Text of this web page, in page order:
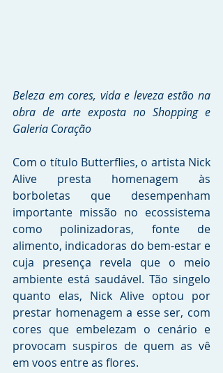
Beleza em cores, vida e leveza estão na
obra de arte exposta no Shopping e
Galeria Coração
Com o título Butterflies, o artista Nick
Alive presta homenagem às
borboletas que desempenham
importante missão no ecossistema
como polinizadoras, fonte de
alimento, indicadoras do bem-estar e
cuja presença revela que o meio
ambiente está saudável. Tão singelo
quanto elas, Nick Alive optou por
prestar homenagem a esse ser, com
cores que embelezam o cenário e
provocam suspiros de quem as vê
em voos entre as flores.